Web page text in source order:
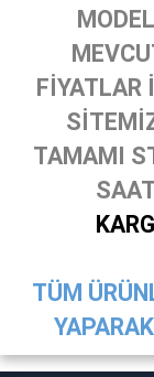
FİYATLAR
TAMAMI
TÜM